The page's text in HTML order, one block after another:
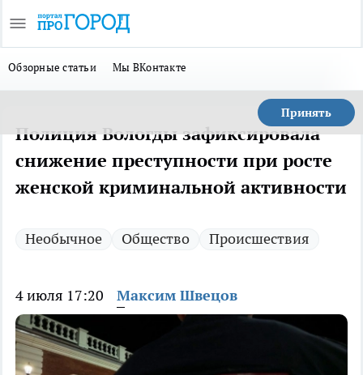
Обзорные статьи Мы ВКонтакте
Принять
Полиция Вологды зафиксировала
снижение преступности при росте
женской криминальной активности
Необычное Общество Происшествия
4 июля 17:20 Максим Швецов